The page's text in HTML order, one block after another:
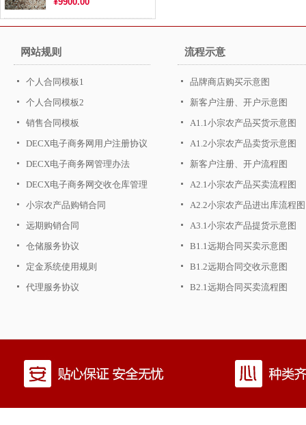
网站规则
个人合同模板1
个人合同模板2
销售合同模板
DECX电子商务网用户注册协议
DECX电子商务网管理办法
DECX电子商务网交收仓库管理
办法
小宗农产品购销合同
远期购销合同
仓储服务协议
定金系统使用规则
代理服务协议
流程示意
品牌商店购买示意图
新客户注册、开户示意图
A1.1小宗农产品买货示意图
A1.2小宗农产品卖货示意图
新客户注册、开户流程图
A2.1小宗农产品买卖流程图
A2.2小宗农产品进出库流程图
A3.1小宗农产品提货示意图
B1.1远期合同买卖示意图
B1.2远期合同交收示意图
B2.1远期合同买卖流程图